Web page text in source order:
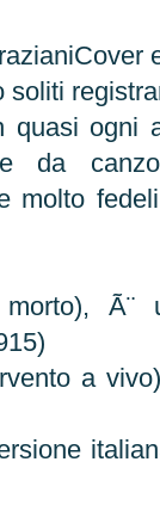
soliti
quasi ogni
da
molto
Ã¨
a